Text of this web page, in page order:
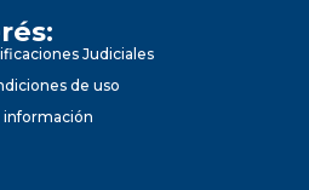
Judiciales
de uso
información